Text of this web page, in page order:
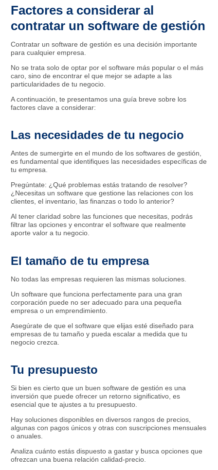
Factores a considerar al
contratar un software de gestión
Contratar un software de gestión es una decisión importante
para cualquier empresa.
No se trata solo de optar por el software más popular o el más
caro, sino de encontrar el que mejor se adapte a las
particularidades de tu negocio.
A continuación, te presentamos una guía breve sobre los
factores clave a considerar:
Las necesidades de tu negocio
Antes de sumergirte en el mundo de los softwares de gestión,
es fundamental que identifiques las necesidades específicas de
tu empresa.
Pregúntate: ¿Qué problemas estás tratando de resolver?
¿Necesitas un software que gestione las relaciones con los
clientes, el inventario, las finanzas o todo lo anterior?
Al tener claridad sobre las funciones que necesitas, podrás
filtrar las opciones y encontrar el software que realmente
aporte valor a tu negocio.
El tamaño de tu empresa
No todas las empresas requieren las mismas soluciones.
Un software que funciona perfectamente para una gran
corporación puede no ser adecuado para una pequeña
empresa o un emprendimiento.
Asegúrate de que el software que elijas esté diseñado para
empresas de tu tamaño y pueda escalar a medida que tu
negocio crezca.
Tu presupuesto
Si bien es cierto que un buen software de gestión es una
inversión que puede ofrecer un retorno significativo, es
esencial que te ajustes a tu presupuesto.
Hay soluciones disponibles en diversos rangos de precios,
algunas con pagos únicos y otras con suscripciones mensuales
o anuales.
Analiza cuánto estás dispuesto a gastar y busca opciones que
ofrezcan una buena relación calidad-precio.